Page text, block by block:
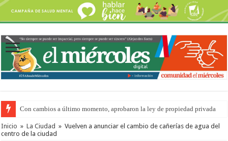
Con cambios a último momento, aprobaron la ley de propiedad privada
Inicio » La Ciudad » Vuelven a anunciar el cambio de cañerías de agua del
centro de la ciudad